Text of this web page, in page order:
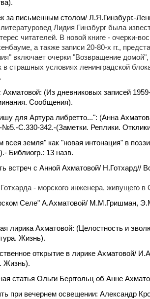
за письменным столом/ Л.Я.Гинзбург.-
литературовед Лидия Гинзбург была
читателей. В новой книге - очерки-
а также записи 20-80-х гг.,
включает очерки "Возвращение
в страшных условиях ленинградской
Ахматовой: (Из дневниковых записей
Сообщения).
для Артура либретто...": (Анна
С.330-342.-(Заметки. Реплики.
всея земля" как "новая интонация" в
Библиогр.: 13 назв.
встреч с Анной Ахматовой/
- морского инженера, живущего
Селе" А.Ахматовой/ М.М.Гришман,
лирика Ахматовой: (Целостность и
Жизнь).
открытие в лирике
Жизнь).
статья Ольги Берггольц об Анне
при вечернем освещении: Александр